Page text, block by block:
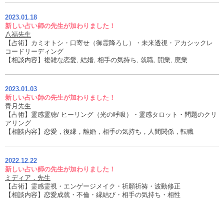
2023.01.18
新しい占い師の先生が加わりました！
八福先生
【占術】カミオトシ・口寄せ（御霊降ろし）・未来透視・アカシックレ
コードリーディング
【相談内容】複雑な恋愛, 結婚, 相手の気持ち, 就職, 開業, 廃業
2023.01.03
新しい占い師の先生が加わりました！
青月先生
【占術】霊感霊聴/ ヒーリング（光の呼吸）・霊感タロット・問題のクリ
アリング
【相談内容】恋愛，復縁，離婚，相手の気持ち，人間関係，転職
2022.12.22
新しい占い師の先生が加わりました！
ミディア．先生
【占術】霊感霊視・エンゲージメイク・祈願祈祷・波動修正
【相談内容】恋愛成就・不倫・縁結び・相手の気持ち・相性